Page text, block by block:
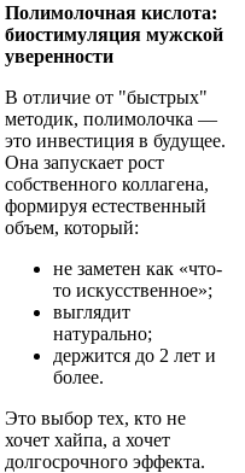
Полимолочная кислота:
биостимуляция мужской
уверенности
В отличие от "быстрых"
методик, полимолочка —
это инвестиция в будущее.
Она запускает рост
собственного коллагена,
формируя естественный
объем, который:
не заметен как «что-
то искусственное»;
выглядит
натурально;
держится до 2 лет и
более.
Это выбор тех, кто не
хочет хайпа, а хочет
долгосрочного эффекта.